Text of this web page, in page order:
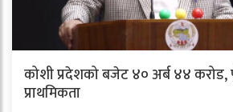
कोशी प्रदेशको बजेट ४० अर्ब ४४ करोड,
प्राथमिकता